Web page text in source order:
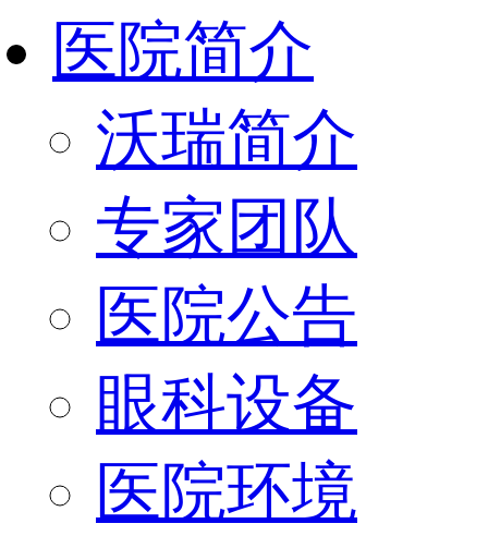
医院简介
沃瑞简介
专家团队
医院公告
眼科设备
医院环境